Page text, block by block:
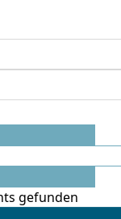
gefunden